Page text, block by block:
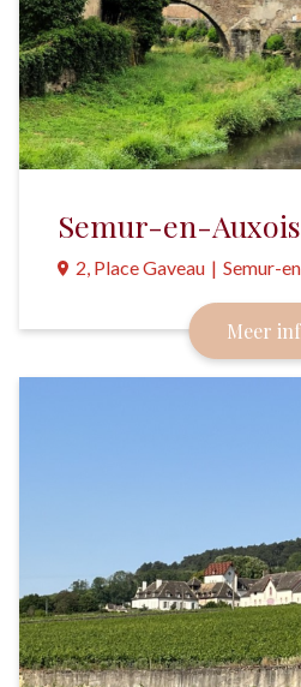
Semur-en-Auxois
2, Place Gaveau | Semur-
Een zeer uitnodigend en
stadje.
Meer